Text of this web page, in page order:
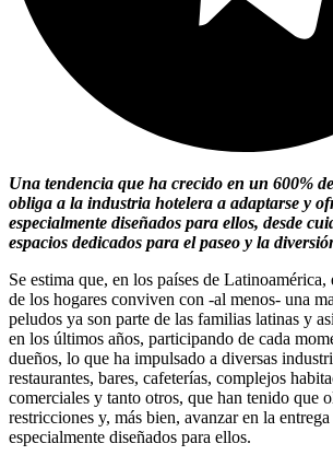
Una tendencia que ha crecido en un 600%
obliga a la industria hotelera a adaptarse y
especialmente diseñados para ellos, desde
espacios dedicados para el paseo y la
Se estima que, en los países de
de los hogares conviven con -al menos- una
peludos ya son parte de las familias latinas y
en los últimos años, participando de cada
dueños, lo que ha impulsado a diversas
restaurantes, bares, cafeterías, complejos
comerciales y tanto otros, que han tenido que
restricciones y, más bien, avanzar en la
especialmente diseñados para ellos.